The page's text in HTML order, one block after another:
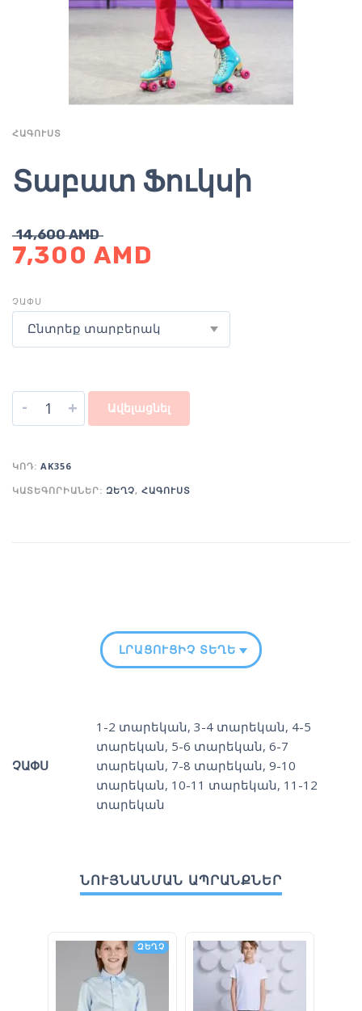
ՀԱԳՈՒՍՏ
Տաբատ Ֆուկսի
14,600AMD
7,300AMD
ՉԱՓՍ
Ընտրեք տարբերակ
- + Ավելացնել
ԿՈԴ: AK356
ԿԱՏԵԳՈՐԻԱՆԵՐ: ԶԵՂՉ, ՀԱԳՈՒՍՏ
ԼՐԱՑՈՒՑԻՉ ՏԵՂԵԿՈՒԹՅՈՒՆ
ՉԱՓՍ
1-2 տարեկան, 3-4 տարեկան, 4-5
տարեկան, 5-6 տարեկան, 6-7
տարեկան, 7-8 տարեկան, 9-10
տարեկան, 10-11 տարեկան, 11-12
տարեկան
ՆՈՒՅՆԱՆՄԱՆ ԱՊՐԱՆՔՆԵՐ
ԶԵՂՉ